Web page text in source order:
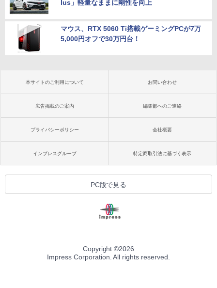
lus」軽量なままに剛性を向上
マウス、RTX 5060 Ti搭載ゲーミングPCが7万
5,000円オフで30万円台！
本サイトのご利用について お問い合わせ
広告掲載のご案内 編集部へのご連絡
プライバシーポリシー 会社概要
インプレスグループ 特定商取引法に基づく表示
PC版で見る
Copyright ©2026
Impress Corporation. All rights reserved.